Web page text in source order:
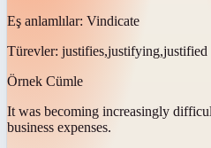
Eş anlamlılar: Vindicate
Türevler: justifies,justifying,justified
Örnek Cümle
It was becoming increasingly
business expenses.